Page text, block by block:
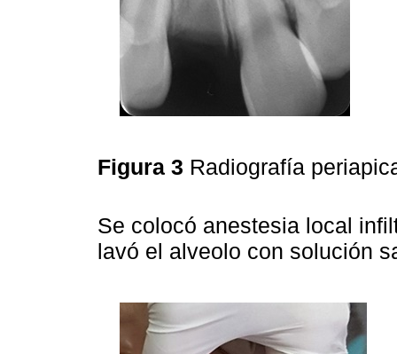
Figura 3 Radiografía
Se colocó anestesia local
lavó el alveolo con solución